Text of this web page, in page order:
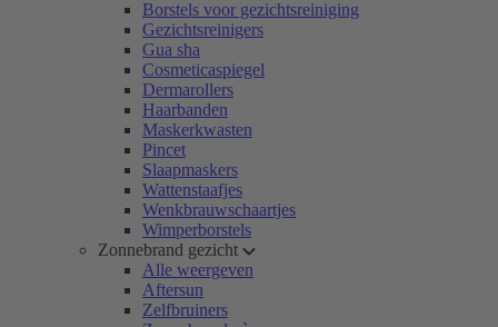
Borstels voor gezichtsreiniging
Gezichtsreinigers
Gua sha
Cosmeticaspiegel
Dermarollers
Haarbanden
Maskerkwasten
Pincet
Slaapmaskers
Wattenstaafjes
Wenkbrauwschaartjes
Wimperborstels
Zonnebrand gezicht
Alle weergeven
Aftersun
Zelfbruiners